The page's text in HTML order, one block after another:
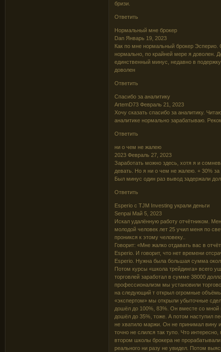
бризи.
Ответить
Нормальный мне брокер
Dan Январь 19, 2023
Как по мне нормальный брокер Эсперио.
нормально, по крайней мере я доволен.
единственный минус, недавно в
доволен
Ответить
Спасибо за аналитику
ArtemD73 Февраль 21, 2023
Хочу сказать спасибо за аналитику.
аналитике нормально зарабатываю.
Ответить
ни о чем не жалею
2023 Февраль 27, 2023
Заработать можно здесь, хотя я и
девать. Но я ни о чем не жалею. + 30%
Был минус один раз вывод задержали
Ответить
Esperio c TJM Investing украли деньги
Senpai Май 5, 2023
Искал удалённую работу отчётником.
молодой человек лет 25 учил меня по
проникся к этому человеку..
Говорит: «Мне жалко отдавать вас в
Esperio. И говорит, что нет времени
Esperio. Нужна была большая сумма
Потом курсы «школа трейдинга» всего
торговлей заработал в сумме 38000
профессионализм мы установили
на следующий т открыл огромные
«экспертом» мы открыли убыточные
дошёл до 100%, 83%. Он вместе со мной
дошёл до 35%, тоже. А потом наступил
не хватило маржи. Он не принимал вину
точно не слился так тупо. Что
втором школы брокера не
реального ни разу не увидел. Потом